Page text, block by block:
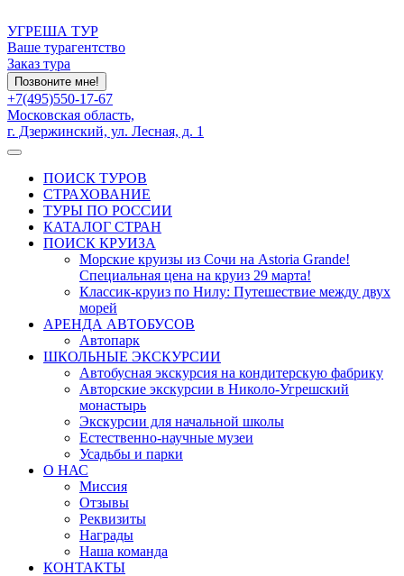
УГРЕША ТУР
Ваше турагентство
Заказ тура
Позвоните мне!
+7(495)550-17-67
Московская область,
г. Дзержинский, ул. Лесная, д. 1
ПОИСК ТУРОВ
СТРАХОВАНИЕ
ТУРЫ ПО РОССИИ
КАТАЛОГ СТРАН
ПОИСК КРУИЗА
Морские круизы из Сочи на Astoria Grande!
Специальная цена на круиз 29 марта!
Классик-круиз по Нилу: Путешествие между двух
морей
АРЕНДА АВТОБУСОВ
Автопарк
ШКОЛЬНЫЕ ЭКСКУРСИИ
Автобусная экскурсия на кондитерскую фабрику
Авторские экскурсии в Николо-Угрешский
монастырь
Экскурсии для начальной школы
Естественно-научные музеи
Усадьбы и парки
О НАС
Миссия
Отзывы
Реквизиты
Награды
Наша команда
КОНТАКТЫ